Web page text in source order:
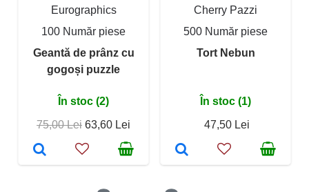
Eurographics
100 Număr piese
Geantă de prânz cu
gogoși puzzle
În stoc (2)
75,00 Lei 63,60 Lei
Cherry Pazzi
500 Număr piese
Tort Nebun
În stoc (1)
47,50 Lei